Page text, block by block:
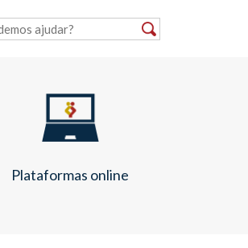
Plataformas online